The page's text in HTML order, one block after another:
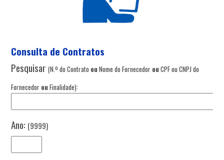
Consulta de Contratos
Pesquisar (N.º do Contrato ouNome do Fornecedor ouCPF ou CNPJ do
Fornecedor ouFinalidade):
Ano: (9999)